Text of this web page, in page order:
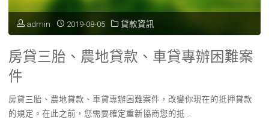
admin 2019-08-05 貸款資訊
房貸三胎、農地貸款、車貸專辦困難案
件
房貸三胎、農地貸款、車貸專辦困難案件，改變你現在的抵押貸款
的規定。在此之前，您需要確定重新協商您的抵 …